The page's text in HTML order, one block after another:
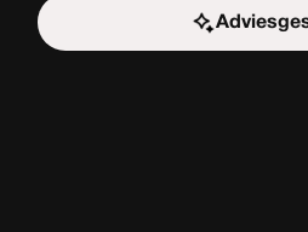
Start de